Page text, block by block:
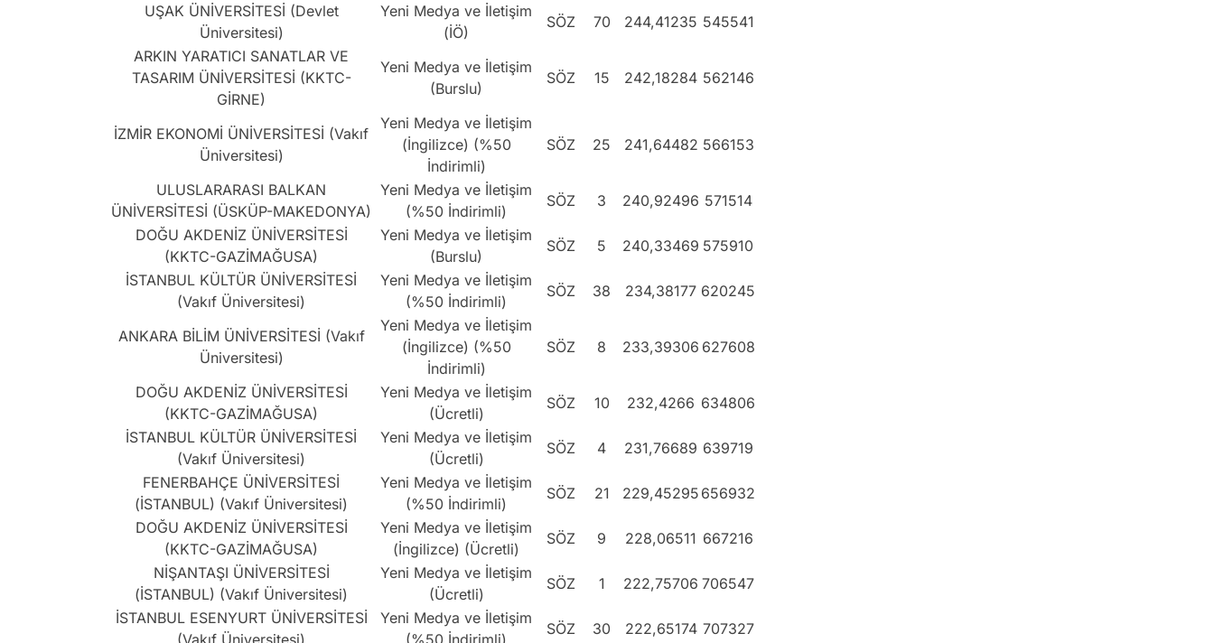
UŞAK ÜNİVERSİTESİ (Devlet
Üniversitesi)
Yeni Medya ve İletişim
(İÖ)
SÖZ 70 244,41235 545541
ARKIN YARATICI SANATLAR VE
TASARIM ÜNİVERSİTESİ (KKTC-
GİRNE)
Yeni Medya ve İletişim
(Burslu)
SÖZ 15 242,18284 562146
İZMİR EKONOMİ ÜNİVERSİTESİ (Vakıf
Üniversitesi)
Yeni Medya ve İletişim
(İngilizce) (%50
İndirimli)
SÖZ 25 241,64482 566153
ULUSLARARASI BALKAN
ÜNİVERSİTESİ (ÜSKÜP-MAKEDONYA)
Yeni Medya ve İletişim
(%50 İndirimli)
SÖZ 3 240,92496 571514
DOĞU AKDENİZ ÜNİVERSİTESİ
(KKTC-GAZİMAĞUSA)
Yeni Medya ve İletişim
(Burslu)
SÖZ 5 240,33469 575910
İSTANBUL KÜLTÜR ÜNİVERSİTESİ
(Vakıf Üniversitesi)
Yeni Medya ve İletişim
(%50 İndirimli)
SÖZ 38 234,38177 620245
ANKARA BİLİM ÜNİVERSİTESİ (Vakıf
Üniversitesi)
Yeni Medya ve İletişim
(İngilizce) (%50
İndirimli)
SÖZ 8 233,39306 627608
DOĞU AKDENİZ ÜNİVERSİTESİ
(KKTC-GAZİMAĞUSA)
Yeni Medya ve İletişim
(Ücretli)
SÖZ 10 232,4266 634806
İSTANBUL KÜLTÜR ÜNİVERSİTESİ
(Vakıf Üniversitesi)
Yeni Medya ve İletişim
(Ücretli)
SÖZ 4 231,76689 639719
FENERBAHÇE ÜNİVERSİTESİ
(İSTANBUL) (Vakıf Üniversitesi)
Yeni Medya ve İletişim
(%50 İndirimli)
SÖZ 21 229,45295 656932
DOĞU AKDENİZ ÜNİVERSİTESİ
(KKTC-GAZİMAĞUSA)
Yeni Medya ve İletişim
(İngilizce) (Ücretli)
SÖZ 9 228,06511 667216
NİŞANTAŞI ÜNİVERSİTESİ
(İSTANBUL) (Vakıf Üniversitesi)
Yeni Medya ve İletişim
(Ücretli)
SÖZ 1 222,75706 706547
İSTANBUL ESENYURT ÜNİVERSİTESİ
(Vakıf Üniversitesi)
Yeni Medya ve İletişim
(%50 İndirimli)
SÖZ 30 222,65174 707327